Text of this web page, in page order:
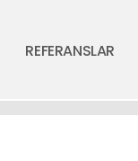
REFERANSLAR